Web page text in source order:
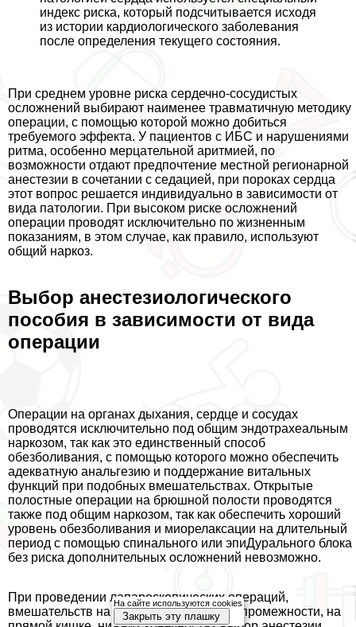
индекс риска, который подсчитывается исходя
из истории кардиологического заболевания
после определения текущего состояния.
При среднем уровне риска сердечно-сосудистых
осложнений выбирают наименее травматичную методику
операции, с помощью которой можно добиться
требуемого эффекта. У пациентов с ИБС и нарушениями
ритма, особенно мерцательной аритмией, по
возможности отдают предпочтение местной регионарной
анестезии в сочетании с седацией, при пороках сердца
этот вопрос решается индивидуально в зависимости от
вида патологии. При высоком риске осложнений
операции проводят исключительно по жизненным
показаниям, в этом случае, как правило, используют
общий наркоз.
Выбор анестезиологического
пособия в зависимости от вида
операции
Операции на органах дыхания, сердце и сосудах
проводятся исключительно под общим эндотрахеальным
наркозом, так как это единственный способ
обезболивания, с помощью которого можно обеспечить
адекватную aнaльгезию и поддержание витальных
функций при подобных вмешательствах. Открытые
полостные операции на брюшной полости проводятся
также под общим наркозом, так как обеспечить хороший
уровень обезболивания и миорелаксации на длительный
период с помощью спинального или эпиДypaльного блока
без риска дополнительных осложнений невозможно.
При проведении лапароскопических операций,
вмешательств на органах малого таза, промежности, на
На сайте используются cookies
Закрыть эту плашку